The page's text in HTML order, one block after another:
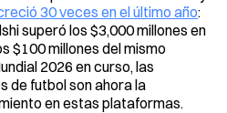
30 veces en el último año:
superó los $3,000 millones en
$100 millones del mismo
2026 en curso, las
de futbol son ahora la
en estas plataformas.